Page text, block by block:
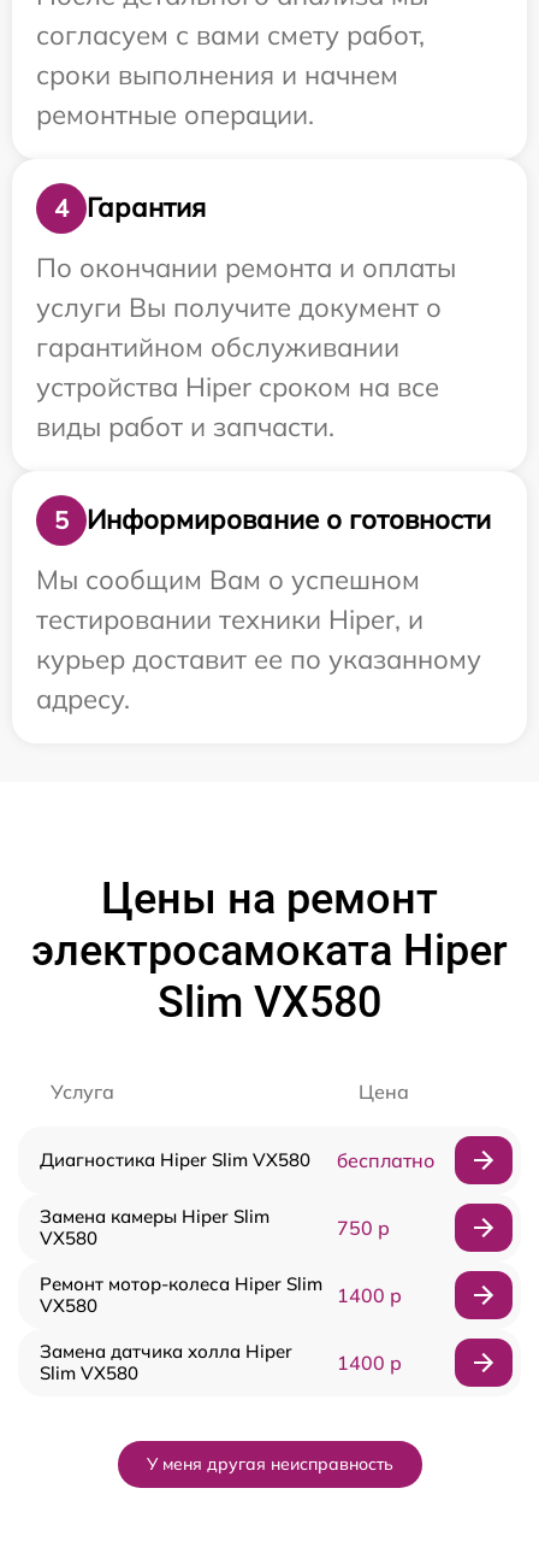
согласуем с вами смету работ,
сроки выполнения и начнем
ремонтные операции.
4
Гарантия
По окончании ремонта и оплаты
услуги Вы получите документ о
гарантийном обслуживании
устройства Hiper сроком на все
виды работ и запчасти.
5
Информирование о готовности
Мы сообщим Вам о успешном
тестировании техники Hiper, и
курьер доставит ее по указанному
адресу.
Цены на ремонт
электросамоката Hiper
Slim VX580
Услуга Цена
Диагностика Hiper Slim VX580 бесплатно
Замена камеры Hiper Slim
VX580
750 р
Ремонт мотор-колеса Hiper Slim
VX580
1400 р
Замена датчика холла Hiper
Slim VX580
1400 р
У меня другая неисправность